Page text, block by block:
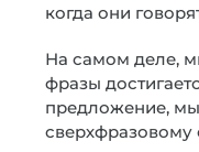
когда они
На самом деле,
фразы
предложение,
сверхфразовому